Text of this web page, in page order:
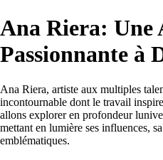
Ana Riera: Une
Passionnante à
Ana Riera, artiste aux multiples
incontournable dont le travail
allons explorer en profondeur
mettant en lumière ses influences,
emblématiques.